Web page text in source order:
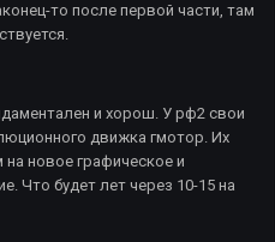
то после первой части, там
и хорош. У рф2 свои
движка гмотор. Их
новое графическое и
Что будет лет через 10-15 на